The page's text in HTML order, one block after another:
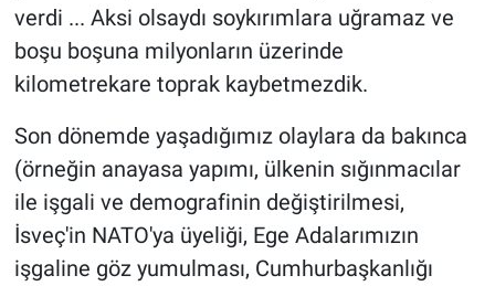
verdi ... Aksi olsaydı soykırımlara uğramaz ve
boşu boşuna milyonların üzerinde
kilometrekare toprak kaybetmezdik.
Son dönemde yaşadığımız olaylara da bakınca
(örneğin anayasa yapımı, ülkenin sığınmacılar
ile işgali ve demografinin değiştirilmesi,
İsveç'in NATO'ya üyeliği, Ege Adalarımızın
işgaline göz yumulması, Cumhurbaşkanlığı